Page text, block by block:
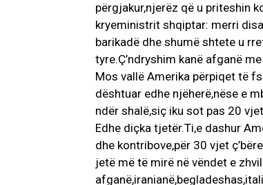
përgjakur,njerëz që u priteshin
kryeministrit shqiptar: merri
barikadë dhe shumë shtete u
tyre.Ç’ndryshim kanë afganë
Mos vallë Amerika përpiqet të
dështuar edhe njëherë,nëse e
ndër shalë,siç iku sot pas 20
Edhe diçka tjetër.Ti,e dashur
dhe kontribove,për 30 vjet
jetë më të mirë në vëndet e